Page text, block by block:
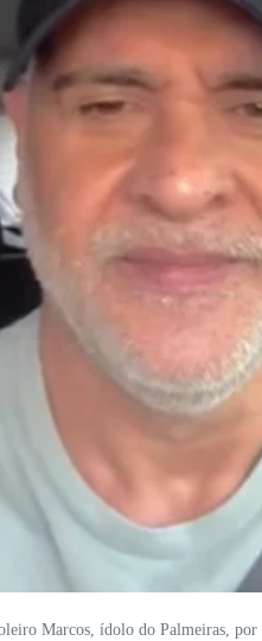
Marcos, ídolo do Palmeiras, por